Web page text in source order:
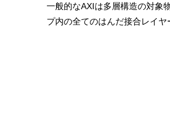
一般的なAXIは多層構造の対象
プ内の全てのはんだ接合レイ